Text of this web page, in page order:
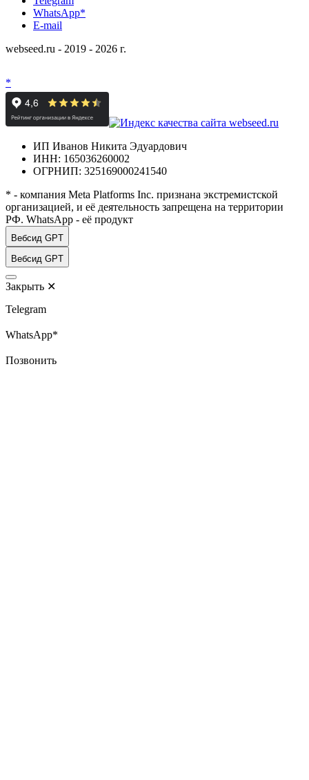
WhatsApp*
E-mail
webseed.ru - 2019 - 2026 г.
*
ИП Иванов Никита Эдуардович
ИНН: 165036260002
ОГРНИП: 325169000241540
* - компания Meta Platforms Inc. признана экстремистской
организацией, и её деятельность запрещена на территории
РФ. WhatsApp - её продукт
Вебсид GPT
Вебсид GPT
Закрыть ✕
Telegram
WhatsApp*
Позвонить